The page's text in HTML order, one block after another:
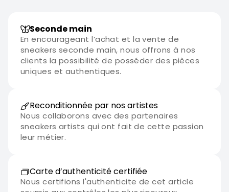
Seconde main
En encourageant l’achat et la vente de
sneakers seconde main, nous offrons à nos
clients la possibilité de posséder des pièces
uniques et authentiques.
Reconditionnée par nos artistes
Nous collaborons avec des partenaires
sneakers artists qui ont fait de cette passion
leur métier.
Carte d’authenticité certifiée
Nous certifions l'authenticite de cet article